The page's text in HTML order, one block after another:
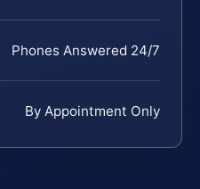
Phones Answered 24/7
By Appointment Only